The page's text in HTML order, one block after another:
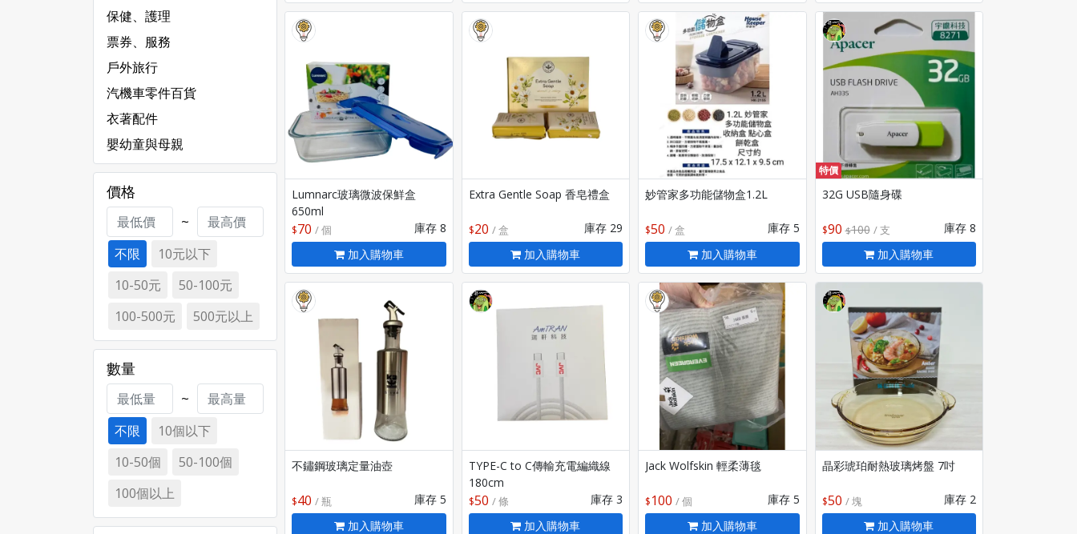
保健、護理
票券、服務
戶外旅行
汽機車零件百貨
衣著配件
嬰幼童與母親
價格
~
不限
10元以下
10-50元
50-100元
100-500元
500元以上
數量
~
不限
10個以下
10-50個
50-100個
100個以上
Lumnarc玻璃微波保鮮盒
650ml
70 / 個
庫存 8
加入購物車
Extra Gentle Soap 香皂禮盒
20 / 盒
庫存 29
加入購物車
妙管家多功能儲物盒1.2L
50 / 盒
庫存 5
加入購物車
特價
32G USB隨身碟
90 100 / 支
庫存 8
加入購物車
不鏽鋼玻璃定量油壺
40 / 瓶
庫存 5
加入購物車
TYPE-C to C傳輸充電編織線
180cm
50 / 條
庫存 3
加入購物車
Jack Wolfskin 輕柔薄毯
100 / 個
庫存 5
加入購物車
晶彩琥珀耐熱玻璃烤盤 7吋
50 / 塊
庫存 2
加入購物車